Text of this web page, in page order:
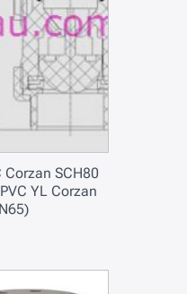
SCH80
YL Corzan